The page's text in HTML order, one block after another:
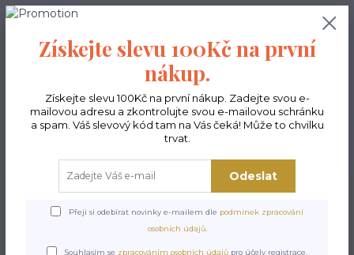
0,00 Kč
Úvod Doplňky Kosmetické EKO taštičky
Kosmetické EKO
Získejte slevu 100Kč na první
nákup.
Získejte slevu 100Kč na první nákup. Zadejte svou e-
mailovou adresu a zkontrolujte svou e-mailovou schránku
a spam. Váš slevový kód tam na Vás čeká! Může to chvilku
trvat.
Odeslat
Přeji si odebírat novinky e-mailem dle podmínek zpracování
osobních údajů.
Souhlasím se zpracováním osobních údajů pro účely registrace.